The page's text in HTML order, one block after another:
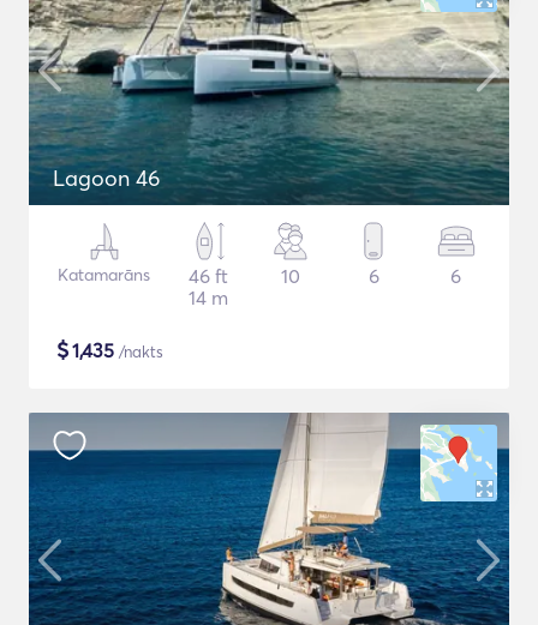
Lagoon 46
Katamarāns
46 ft
14 m
10 6 6
$1,435 /nakts